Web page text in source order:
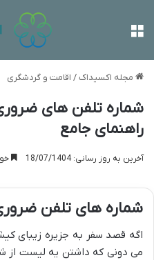
مجله اکسیداک/ اقامت و گردشگری
شماره تلفن های
راهنمای جامع
آخرین به روز رسانی: 18/07/1404
شماره های تلفن
اگه قصد سفر به جزیره زیبای
می دونی که داشتن یه لیست از